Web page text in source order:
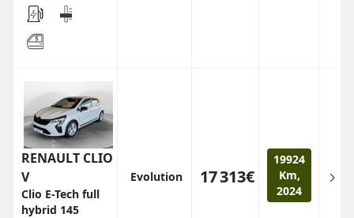
RENAULT CLIO
V
Clio E-Tech full
hybrid 145
Evolution 17 313€
19924
Km,
2024